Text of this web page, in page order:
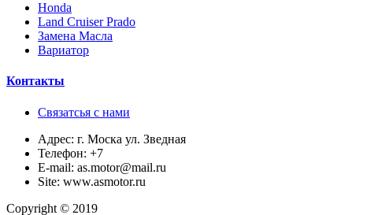
Honda
Land Cruiser Prado
Замена Масла
Вариатор
Контакты
Связатсья с нами
Адрес: г. Моска ул. Зведная
Телефон: +7
E-mail: as.motor@mail.ru
Site: www.asmotor.ru
Copyright © 2019